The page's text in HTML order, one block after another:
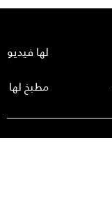
لها فيديو
مطبخ لها